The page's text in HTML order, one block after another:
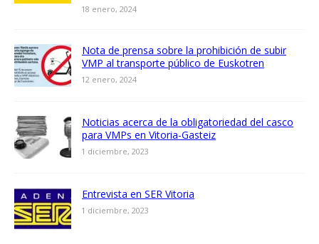
18 enero, 2024
Nota de prensa sobre la prohibición de subir
VMP al transporte público de Euskotren
12 enero, 2024
Noticias acerca de la obligatoriedad del casco
para VMPs en Vitoria-Gasteiz
1 diciembre, 2023
Entrevista en SER Vitoria
1 diciembre, 2023